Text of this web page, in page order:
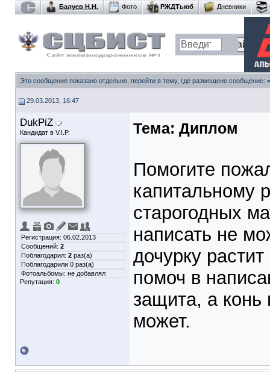
Балуев Н.Н. Фото РЖДТьюб Дневники
Это сообщение показано отдельно, перейти в тему, где размещено
29.03.2013, 16:47
DukPiZ
Кандидат в V.I.P.
Регистрация: 06.02.2013
Сообщений: 2
Поблагодарил: 2 раз(а)
Поблагодарили 0 раз(а)
Фотоальбомы: не добавлял
Репутация: 0
Тема: Диплом
Помогите
капитальному
старогодных
написать не
дочурку
помоч в
защита, а конь
может.